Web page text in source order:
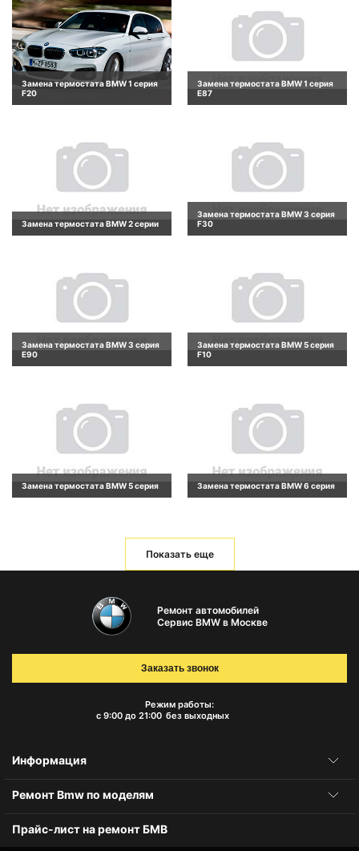
Замена термостата BMW 1 серия
F20
Замена термостата BMW 1 серия
E87
Замена термостата BMW 2 серии
Замена термостата BMW 3 серия
F30
Замена термостата BMW 3 серия
E90
Замена термостата BMW 5 серия
F10
Замена термостата BMW 5 серия Замена термостата BMW 6 серия
Показать еще
Ремонт автомобилей
Сервис BMW в Москве
Режим работы:
с 9:00 до 21:00 без выходных
Заказать звонок
Информация
Ремонт Bmw по моделям
Прайс-лист на ремонт БМВ